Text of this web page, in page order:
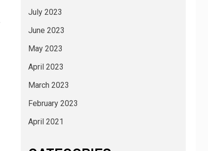
July 2023
June 2023
May 2023
April 2023
March 2023
February 2023
April 2021